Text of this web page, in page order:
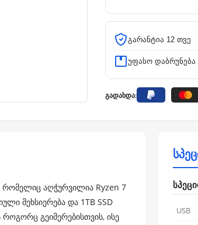
გარანტია 12 თვე
უფასო დაბრუნება
გადახდა:
რომელიც აღჭურვილია Ryzen 7
მეხსიერება და 1TB SSD
გეიმერებისთვის, ისე
USB